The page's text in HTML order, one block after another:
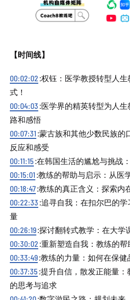
【时间线】
00:02:02 :权钰：医学教授转型人
式！
00:04:03 :医学界的精英转型为人
路和感悟
00:07:31 :蒙古族和其他少数民族的
反应和感受
00:11:15 :在韩国生活的尴尬与挑战
00:15:01 :教练的帮助与启示：从医
00:18:47:教练的真正含义：探索内
00:22:33 :追寻自我：在扣尔巴的
量
00:26:19:探讨翻转式教学：在大学
00:30:02 :重新塑造自我：教练的帮
00:33:49:教练的力量：如何在保健
00:37:35 :提升自信，散发正能量
的思考与追求